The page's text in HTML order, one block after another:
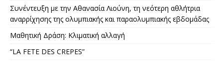
Συνέντευξη με την Αθανασία Λιούνη, τη νεότερη αθλήτρια
αναρρίχησης της ολυμπιακής και παραολυμπιακής εβδομάδας
Μαθητική Δράση: Κλιματική αλλαγή
“LA FETE DES CREPES”